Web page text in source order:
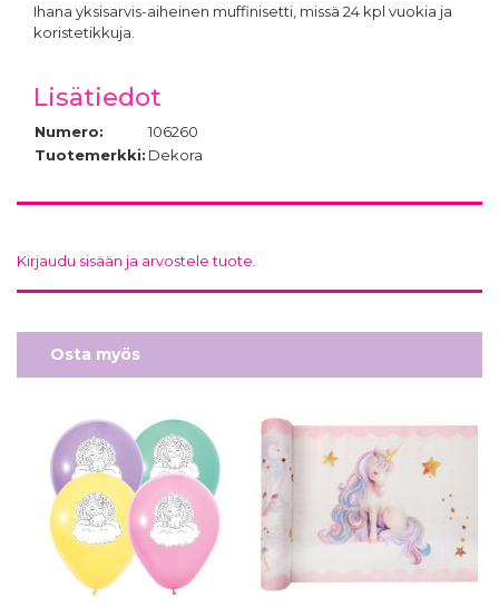
Ihana yksisarvis-aiheinen muffinisetti, missä 24 kpl vuokia ja
koristetikkuja.
Lisätiedot
Numero:
106260
Tuotemerkki: Dekora
Kirjaudu sisään ja arvostele tuote.
Osta myös